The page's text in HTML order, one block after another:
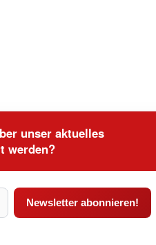
unser aktuelles
werden?